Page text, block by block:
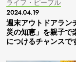
ライフ・ピープル
2024.04.19
週末アウトドアラン
災の知恵」を親子で
につけるチャンスで